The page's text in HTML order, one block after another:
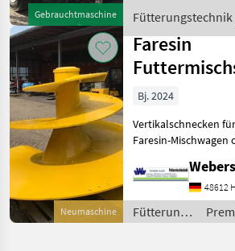
Gebrauchtmaschine
Gelenkwelle,
Faresin
Neumaschine
Faresin
Bj. 2024
Vertikalschnecken für
Faresin-Mischwagen
Größe, jede Materialstärke,
Fertigung in Stahl
Edelstahl. • Preise sind nur
als Beispie
48612
Fütterungstechnik
/ Faresin